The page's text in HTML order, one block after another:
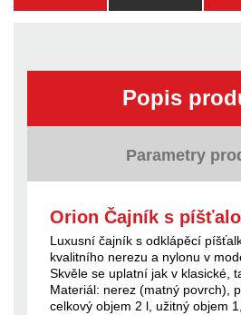
Popis
Parametry
Orion Čajník s
Luxusní čajník s odklápěcí
kvalitního nerezu a nylonu v
Skvěle se uplatní jak v klasické,
Materiál: nerez (matný povrch),
celkový objem 2 l, užitný objem